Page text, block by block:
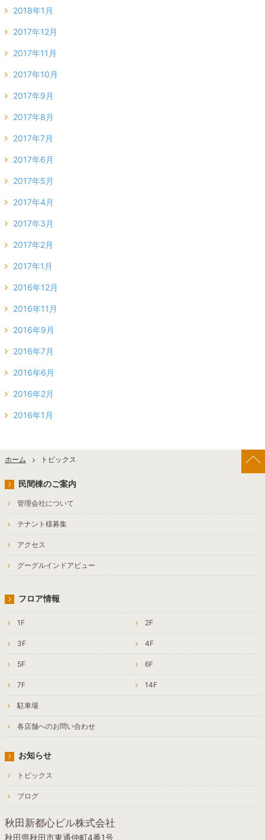
2018年1月
2017年12月
2017年11月
2017年10月
2017年9月
2017年8月
2017年7月
2017年6月
2017年5月
2017年4月
2017年3月
2017年2月
2017年1月
2016年12月
2016年11月
2016年9月
2016年7月
2016年6月
2016年2月
2016年1月
ホーム トピックス
民間棟のご案内
管理会社について
テナント様募集
アクセス
グーグルインドアビュー
フロア情報
1F 2F
3F 4F
5F 6F
7F 14F
駐車場
各店舗へのお問い合わせ
お知らせ
トピックス
ブログ
秋田新都心ビル株式会社
秋田県秋田市東通仲町4番1号